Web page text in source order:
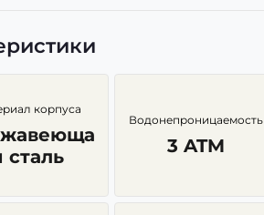
корпуса
сталь
Водонепроницаемость
3 ATM